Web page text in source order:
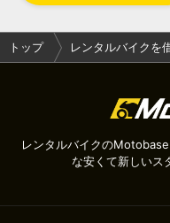
トップ レンタルバイクを
レンタルバイクの
な安くて新しいス